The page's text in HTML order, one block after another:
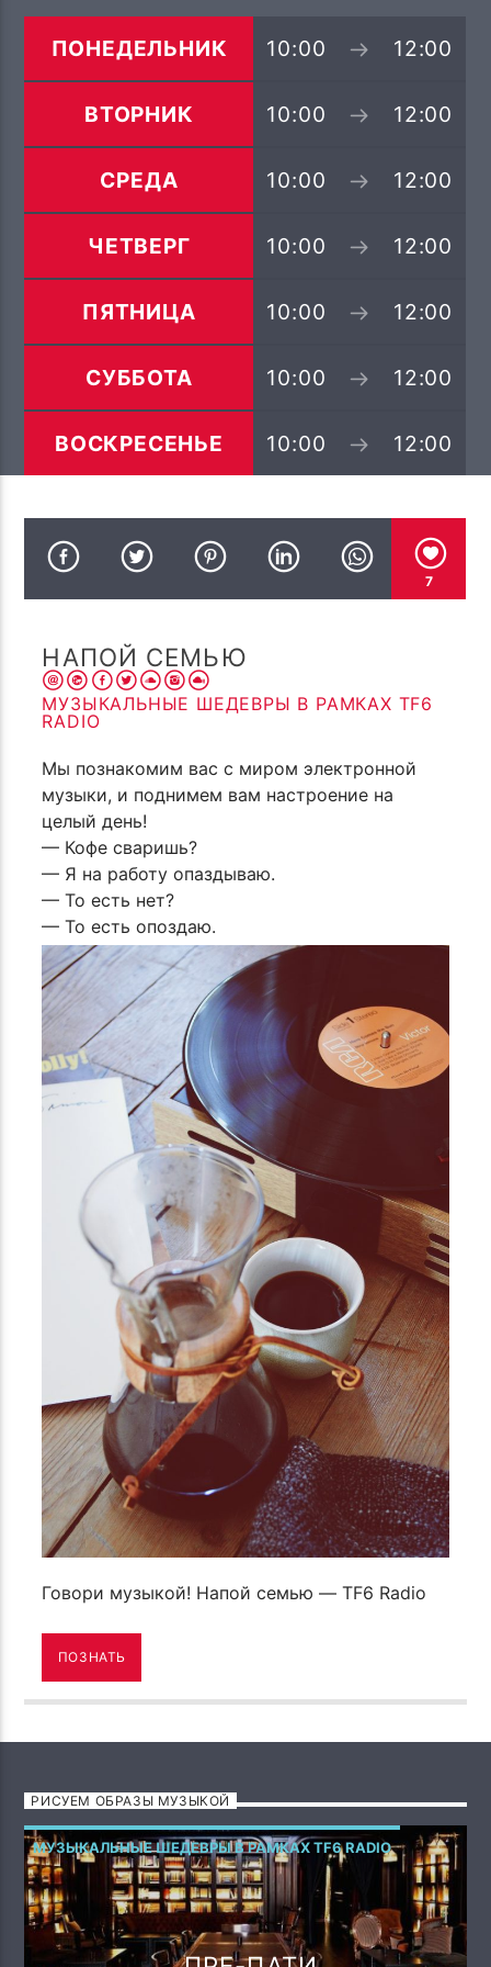
MY LIFE ( TRANCEDJPRO MIX
B.MELMAN
ПОНЕДЕЛЬНИК 10:00 12:00
ВТОРНИК 10:00 12:00
СРЕДА 10:00 12:00
ЧЕТВЕРГ 10:00 12:00
ПЯТНИЦА 10:00 12:00
СУББОТА 10:00 12:00
ВОСКРЕСЕНЬЕ 10:00 12:00
7
НАПОЙ СЕМЬЮ
МУЗЫКАЛЬНЫЕ ШЕДЕВРЫ В РАМКАХ TF6
RADIO
Мы познакомим вас с миром электронной
музыки, и поднимем вам настроение на
целый день!
— Кофе сваришь?
— Я на работу опаздываю.
— То есть нет?
— То есть опоздаю.
Говори музыкой! Напой семью — TF6 Radio
ПОЗНАТЬ
РИСУЕМ ОБРАЗЫ МУЗЫКОЙ
МУЗЫКАЛЬНЫЕ ШЕДЕВРЫ В РАМКАХ TF6 RADIO